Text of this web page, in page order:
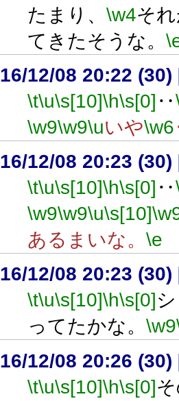
たまり、 \w4そ
てきたそうな。
16/12/08 20:22 (30)
\t\u\s[10]\h\s[0] ‥
\w9\w9\uいや\w6
16/12/08 20:23 (30)
\t\u\s[10]\h\s[0] ‥
\w9\w9\u\s[10]
あるまいな。 \e
16/12/08 20:23 (30)
\t\u\s[10]\h\s[0]
ってたかな。 \w9
16/12/08 20:26 (30)
\t\u\s[10]\h\s[0]